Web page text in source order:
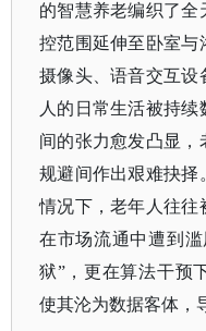
的智慧养老编织了全
控范围延伸至卧室与
摄像头、语音交互设
人的日常生活被持
间的张力愈发凸显，
规避间作出艰难抉择
情况下，老年人往往
在市场流通中遭到
狱”，更在算法干预
使其沦为数据客体，